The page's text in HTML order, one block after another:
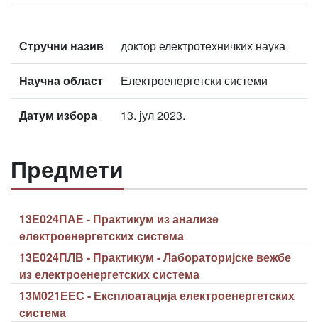
Стручни назив доктор електротехничких наука
Научна област Електроенергетски системи
Датум избора 13. јул 2023.
Предмети
13Е024ПАЕ - Практикум из анализе
електроенергетских система
13Е024ПЛВ - Практикум - Лабораторијске вежбе
из електроенергетских система
13М021ЕЕС - Експлоатација електроенергетских
система